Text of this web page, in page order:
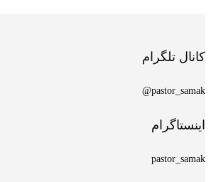
کانال تلگرام
pastor_samak@
اینستاگرام
pastor_samak